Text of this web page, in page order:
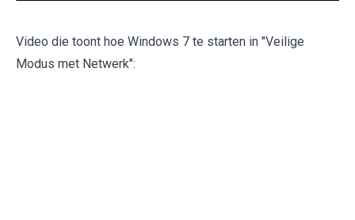
Video die toont hoe Windows 7 te starten in "Veilige
Modus met Netwerk":